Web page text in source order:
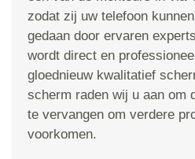
zodat zij uw telefoon
gedaan door ervaren
wordt direct en
gloednieuw kwalitatief
scherm raden wij u aan om
te vervangen om verdere
voorkomen.